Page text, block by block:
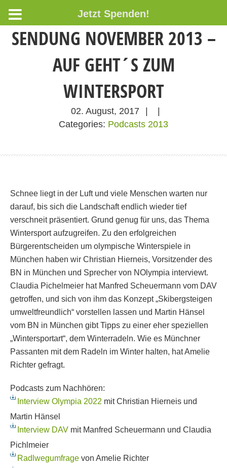
SENDUNG NOVEMBER 2013 –
AUF GEHT´S ZUM
WINTERSPORT
02. August, 2017
Categories: Podcasts 2013
Schnee liegt in der Luft und viele Menschen warten nur
darauf, bis sich die Landschaft endlich wieder tief
verschneit präsentiert. Grund genug für uns, das Thema
Wintersport aufzugreifen. Zu den erfolgreichen
Bürgerentscheiden um olympische Winterspiele in
München haben wir Christian Hierneis, Vorsitzender des
BN in München und Sprecher von NOlympia interviewt.
Claudia Pichelmeier hat Manfred Scheuermann vom DAV
getroffen, und sich von ihm das Konzept „Skibergsteigen
umweltfreundlich“ vorstellen lassen und Martin Hänsel
vom BN in München gibt Tipps zu einer eher speziellen
„Wintersportart“, dem Winterradeln. Wie es Münchner
Passanten mit dem Radeln im Winter halten, hat Amelie
Richter gefragt.
Podcasts zum Nachhören:
Interview Olympia 2022 mit Christian Hierneis und
Martin Hänsel
Interview DAV mit Manfred Scheuermann und Claudia
Pichlmeier
Radlwegumfrage von Amelie Richter
Jetzt Spenden!